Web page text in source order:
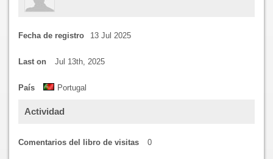
Fecha de registro 13 Jul 2025
Last on Jul 13th, 2025
País Portugal
Actividad
Comentarios del libro de visitas 0